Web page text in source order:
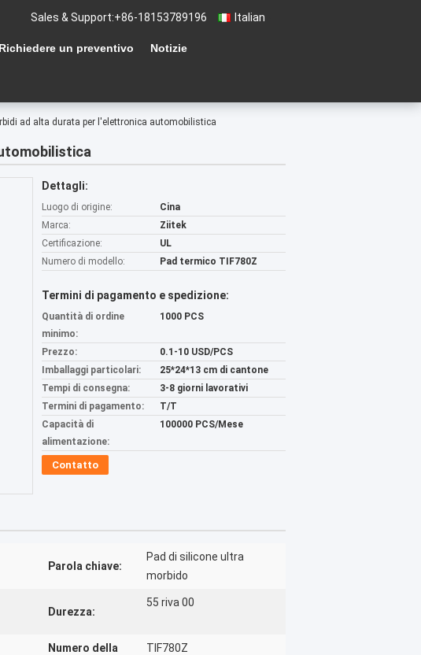
Italian
Sales & Support:+86-18153789196
Richiedere un preventivo Notizie
ad alta durata per l'elettronica automobilistica
Dettagli:
Luogo di origine:
Cina
Marca:
Ziitek
Certificazione:
UL
Numero di modello:
Pad termico TIF780Z
Termini di pagamento e spedizione:
Quantità di ordine
minimo:
1000 PCS
Prezzo:
0.1-10 USD/PCS
Imballaggi particolari:
25*24*13 cm di cantone
Tempi di consegna:
3-8 giorni lavorativi
Termini di pagamento:
T/T
Capacità di
alimentazione:
100000 PCS/Mese
Contatto
Parola chiave:
Pad di silicone ultra
morbido
Durezza:
55 riva 00
Numero della
TIF780Z